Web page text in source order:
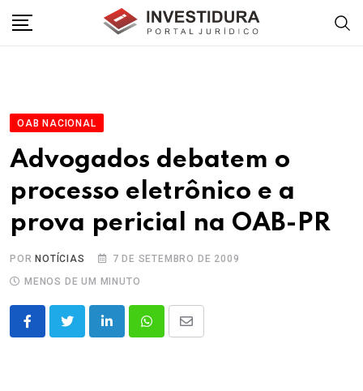
OAB NACIONAL
Advogados debatem o
processo eletrônico e a
prova pericial na OAB-PR
POR NOTÍCIAS
7 DE SETEMBRO DE 2009
MENOS DE UM MINUTO
LinkedInWhatsappShare